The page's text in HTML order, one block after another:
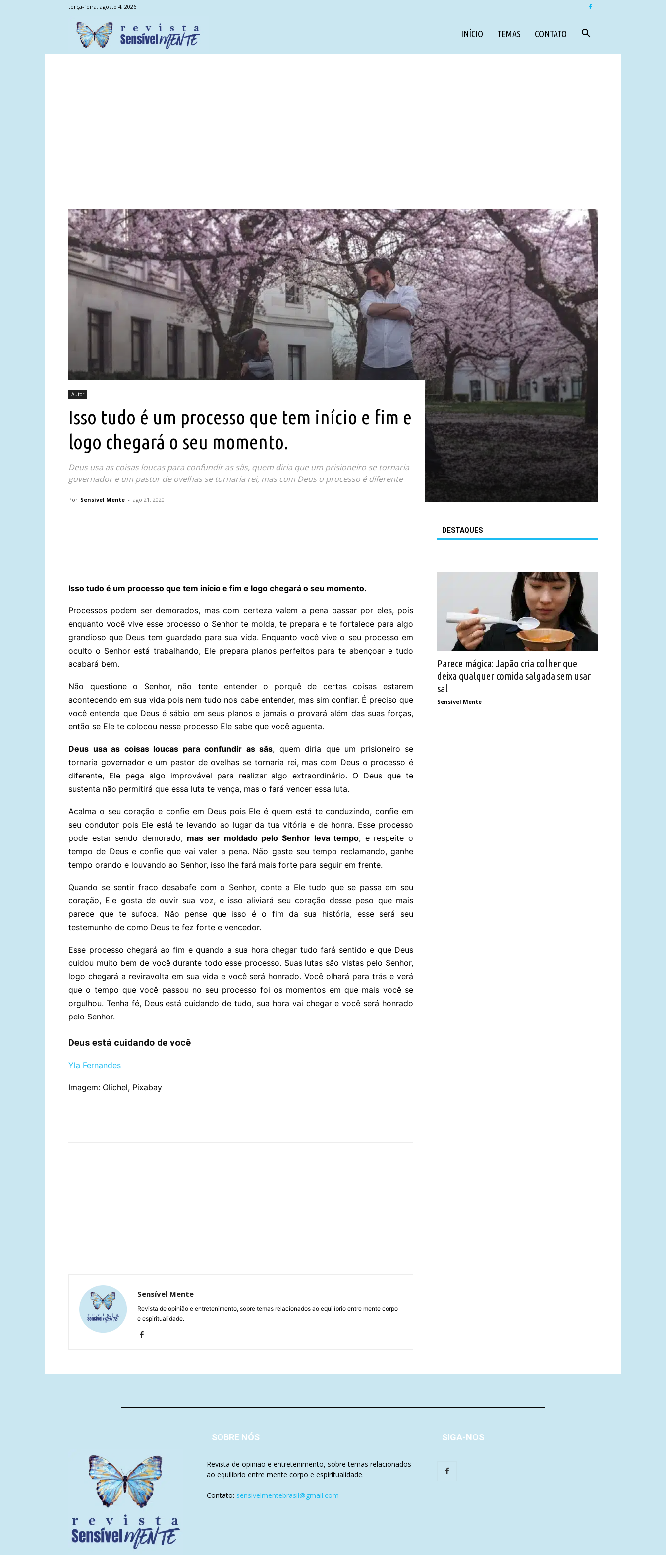
terça-feira, agosto 4, 2026
INÍCIO TEMAS CONTATO
Autor
Isso tudo é um processo que tem início e fim e
logo chegará o seu momento.
Deus usa as coisas loucas para confundir as sãs, quem diria que um prisioneiro se tornaria
governador e um pastor de ovelhas se tornaria rei, mas com Deus o processo é diferente
Por Sensível Mente - ago 21, 2020
Isso tudo é um processo que tem início e fim e logo chegará o seu momento.
Processos podem ser demorados, mas com certeza valem a pena passar por eles, pois
enquanto você vive esse processo o Senhor te molda, te prepara e te fortalece para algo
grandioso que Deus tem guardado para sua vida. Enquanto você vive o seu processo em
oculto o Senhor está trabalhando, Ele prepara planos perfeitos para te abençoar e tudo
acabará bem.
Não questione o Senhor, não tente entender o porquê de certas coisas estarem
acontecendo em sua vida pois nem tudo nos cabe entender, mas sim confiar. É preciso que
você entenda que Deus é sábio em seus planos e jamais o provará além das suas forças,
então se Ele te colocou nesse processo Ele sabe que você aguenta.
Deus usa as coisas loucas para confundir as sãs, quem diria que um prisioneiro se
tornaria governador e um pastor de ovelhas se tornaria rei, mas com Deus o processo é
diferente, Ele pega algo improvável para realizar algo extraordinário. O Deus que te
sustenta não permitirá que essa luta te vença, mas o fará vencer essa luta.
Acalma o seu coração e confie em Deus pois Ele é quem está te conduzindo, confie em
seu condutor pois Ele está te levando ao lugar da tua vitória e de honra. Esse processo
pode estar sendo demorado, mas ser moldado pelo Senhor leva tempo, e respeite o
tempo de Deus e confie que vai valer a pena. Não gaste seu tempo reclamando, ganhe
tempo orando e louvando ao Senhor, isso lhe fará mais forte para seguir em frente.
Quando se sentir fraco desabafe com o Senhor, conte a Ele tudo que se passa em seu
coração, Ele gosta de ouvir sua voz, e isso aliviará seu coração desse peso que mais
parece que te sufoca. Não pense que isso é o fim da sua história, esse será seu
testemunho de como Deus te fez forte e vencedor.
Esse processo chegará ao fim e quando a sua hora chegar tudo fará sentido e que Deus
cuidou muito bem de você durante todo esse processo. Suas lutas são vistas pelo Senhor,
logo chegará a reviravolta em sua vida e você será honrado. Você olhará para trás e verá
que o tempo que você passou no seu processo foi os momentos em que mais você se
orgulhou. Tenha fé, Deus está cuidando de tudo, sua hora vai chegar e você será honrado
pelo Senhor.
Deus está cuidando de você
Yla Fernandes
Imagem: Olichel, Pixabay
Sensível Mente
Revista de opinião e entretenimento, sobre temas relacionados ao equilíbrio entre mente corpo
e espiritualidade.
DESTAQUES
Parece mágica: Japão cria colher que
deixa qualquer comida salgada sem usar
sal
Sensível Mente
SOBRE NÓS
Revista de opinião e entretenimento, sobre temas relacionados
ao equilíbrio entre mente corpo e espiritualidade.
Contato: sensivelmentebrasil@gmail.com
SIGA-NOS